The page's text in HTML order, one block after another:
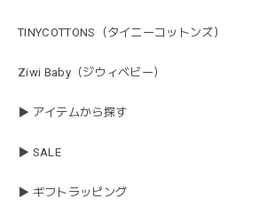
TINYCOTTONS（タイニーコットンズ）
Ziwi Baby（ジウィベビー）
▶ アイテムから探す
▶ SALE
▶ ギフトラッピング